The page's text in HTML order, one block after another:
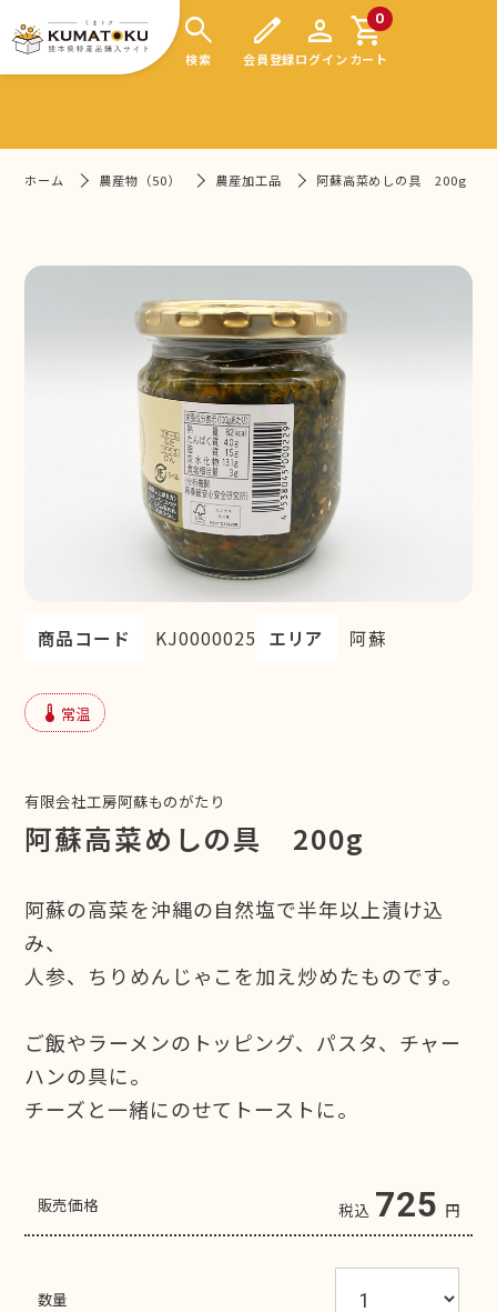
search
検索
edit
会員登録
person
ログイン
0
shopping_cart
カート
ホーム 農産物（50） 農産加工品 阿蘇高菜めしの具 200g
商品コード KJ0000025 エリア 阿蘇
device_thermostat 常温
有限会社工房阿蘇ものがたり
阿蘇高菜めしの具 200g
阿蘇の高菜を沖縄の自然塩で半年以上漬け込
み、
人参、ちりめんじゃこを加え炒めたものです。
ご飯やラーメンのトッピング、パスタ、チャー
ハンの具に。
チーズと一緒にのせてトーストに。
販売価格 税込 725 円
数量